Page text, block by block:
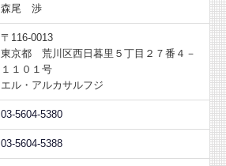
森尾 渉
〒116-0013
東京都 荒川区西日暮里５丁目２７番４－
１１０１号
エル・アルカサルフジ
03-5604-5380
03-5604-5388